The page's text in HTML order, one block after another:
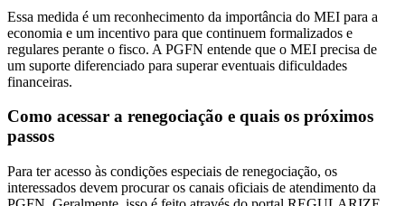
Essa medida é um reconhecimento da importância do MEI para a
economia e um incentivo para que continuem formalizados e
regulares perante o fisco. A PGFN entende que o MEI precisa de
um suporte diferenciado para superar eventuais dificuldades
financeiras.
Como acessar a renegociação e quais os próximos
passos
Para ter acesso às condições especiais de renegociação, os
interessados devem procurar os canais oficiais de atendimento da